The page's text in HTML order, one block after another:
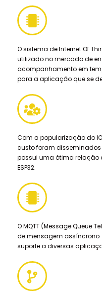
O sistema de Internet Of
utilizado no mercado de
acompanhamento em
para a aplicação que se
Com a popularização do
custo foram
possui uma ótima relação
ESP32.
O MQTT (Message Queue
de mensagem assíncrono
suporte a diversas